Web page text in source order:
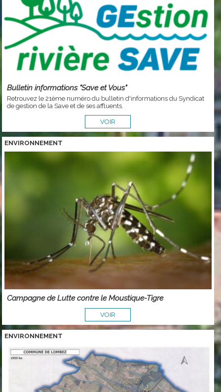
Bulletin informations "Save et Vous"
Retrouvez le 21ème numéro du bulletin d'informations du Syndicat
de gestion de la Save et de ses affluents.
VOIR
ENVIRONNEMENT
Campagne de Lutte contre le Moustique-Tigre
VOIR
ENVIRONNEMENT